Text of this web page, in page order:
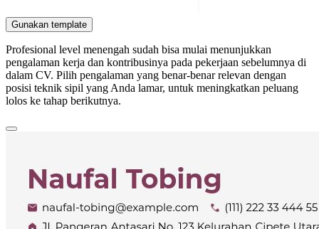
Gunakan template
Profesional level menengah sudah bisa mulai menunjukkan
pengalaman kerja dan kontribusinya pada pekerjaan sebelumnya di
dalam CV. Pilih pengalaman yang benar-benar relevan dengan
posisi teknik sipil yang Anda lamar, untuk meningkatkan peluang
lolos ke tahap berikutnya.